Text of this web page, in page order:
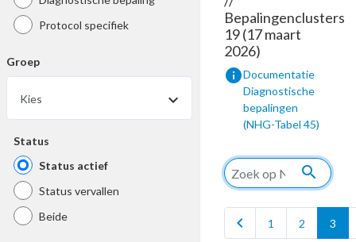
Protocol specifiek
Groep
Kies
Status
Status actief
Status vervallen
Beide
Bepalingenclusters
19 (17 maart
2026)
infoDocumentatie
Diagnostische
bepalingen
(NHG-Tabel 45)
search
chevron_left 1 2 3